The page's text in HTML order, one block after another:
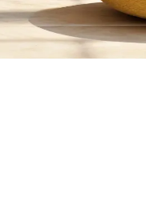
bir dekorasyon sunar.